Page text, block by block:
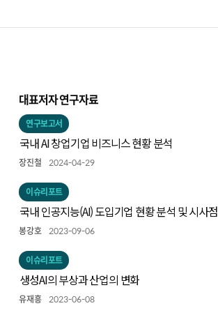
대표저자 연구자료
연구보고서
국내 AI 창업기업 비즈니스 현황 분석
장진철 2024-04-29
이슈리포트
국내 인공지능(AI) 도입기업 현황 분석 및 시사점
봉강호 2023-09-06
이슈리포트
생성AI의 부상과 산업의 변화
유재흥 2023-06-08